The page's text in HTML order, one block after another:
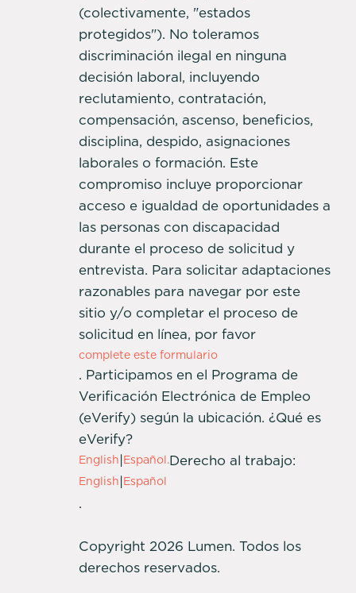
(colectivamente, "estados
protegidos"). No toleramos
discriminación ilegal en ninguna
decisión laboral, incluyendo
reclutamiento, contratación,
compensación, ascenso, beneficios,
disciplina, despido, asignaciones
laborales o formación. Este
compromiso incluye proporcionar
acceso e igualdad de oportunidades a
las personas con discapacidad
durante el proceso de solicitud y
entrevista. Para solicitar adaptaciones
razonables para navegar por este
sitio y/o completar el proceso de
solicitud en línea, por favor
complete este formulario
. Participamos en el Programa de
Verificación Electrónica de Empleo
(eVerify) según la ubicación. ¿Qué es
eVerify?
English|Español.Derecho al trabajo:
English|Español
.
Copyright 2026 Lumen. Todos los
derechos reservados.